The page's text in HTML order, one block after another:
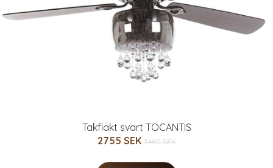
Takfläkt svart TOCANTIS
2755 SEK 3480 SEK